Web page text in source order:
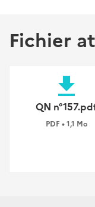
Fichier
file_download
QN
PDF • 1,1 Mo